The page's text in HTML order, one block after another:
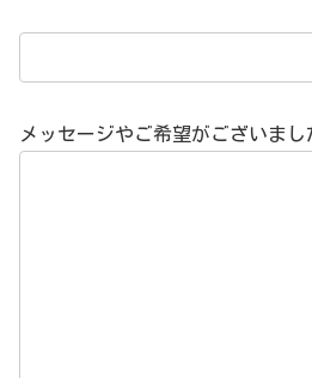
メッセージやご希望がございまし